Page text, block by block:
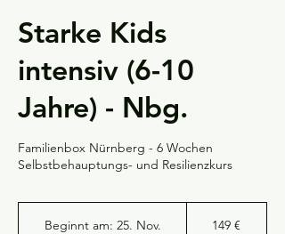
Starke Kids
intensiv (6-10
Jahre) - Nbg.
Familienbox Nürnberg - 6 Wochen
Selbstbehauptungs- und Resilienzkurs
Beginnt am: 25. Nov. 149 €